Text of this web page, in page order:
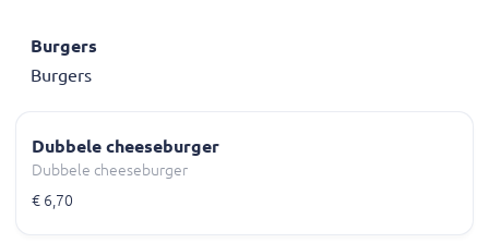
Burgers
Burgers
Dubbele cheeseburger
Dubbele cheeseburger
€ 6,70